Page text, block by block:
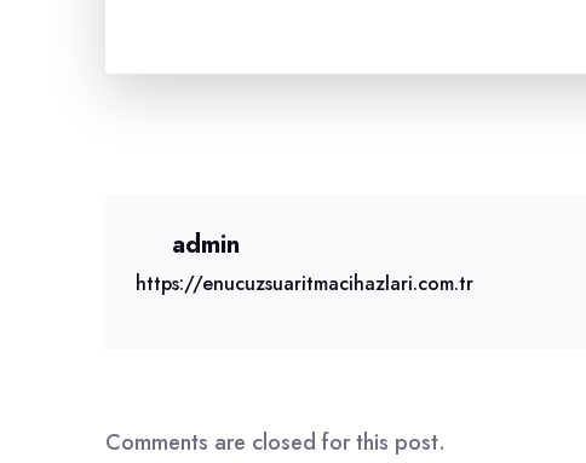
admin
https://enucuzsuaritmacihazlari.com.tr
Comments are closed for this post.